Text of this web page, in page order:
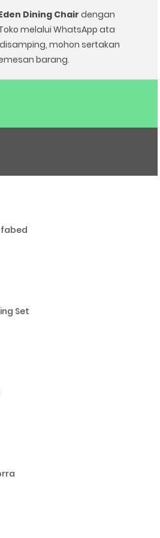
Dining Chair dengan
melalui WhatsApp ata
mohon sertakan
barang.
Set